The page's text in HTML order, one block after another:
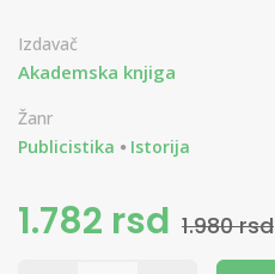
Izdavač
Akademska knjiga
Žanr
Publicistika
Istorija
1.782 rsd 1.980 rsd